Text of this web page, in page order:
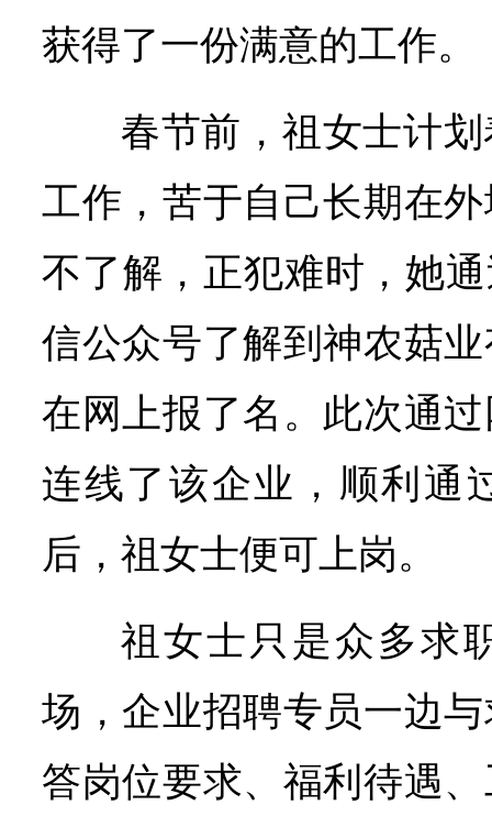
获得了一份满意的工作。
春节前，祖女士计
工作，苦于自己长期在
不了解，正犯难时，她
信公众号了解到神农菇
在网上报了名。此次通
连线了该企业，顺利通
后，祖女士便可上岗。
祖女士只是众多求
场，企业招聘专员一边
答岗位要求、福利待遇